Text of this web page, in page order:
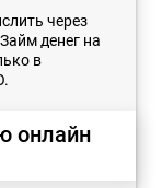
через
денег на
в
онлайн